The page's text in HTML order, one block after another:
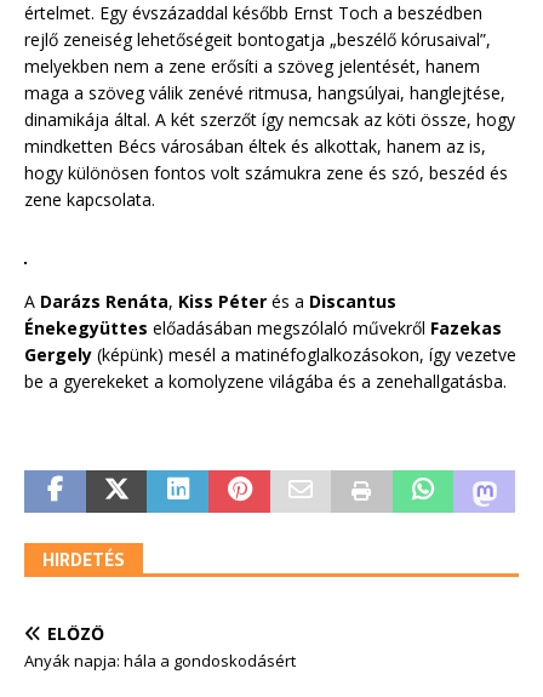
értelmet. Egy évszázaddal később Ernst Toch a beszédben
rejlő zeneiség lehetőségeit bontogatja „beszélő kórusaival”,
melyekben nem a zene erősíti a szöveg jelentését, hanem
maga a szöveg válik zenévé ritmusa, hangsúlyai, hanglejtése,
dinamikája által. A két szerzőt így nemcsak az köti össze, hogy
mindketten Bécs városában éltek és alkottak, hanem az is,
hogy különösen fontos volt számukra zene és szó, beszéd és
zene kapcsolata.
A Darázs Renáta, Kiss Péter és a Discantus
Énekegyüttes előadásában megszólaló művekről Fazekas
Gergely (képünk) mesél a matinéfoglalkozásokon, így vezetve
be a gyerekeket a komolyzene világába és a zenehallgatásba.
HIRDETÉS
ELŐZŐ
Anyák napja: hála a gondoskodásért